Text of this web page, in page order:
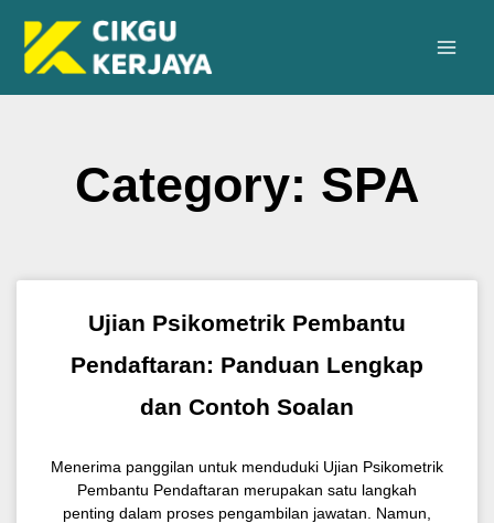
Skip
Category: SPA
Ujian Psikometrik Pembantu
Pendaftaran: Panduan Lengkap
dan Contoh Soalan
Menerima panggilan untuk menduduki Ujian Psikometrik
Pembantu Pendaftaran merupakan satu langkah
penting dalam proses pengambilan jawatan. Namun,